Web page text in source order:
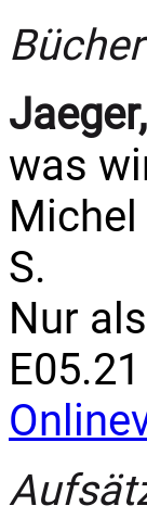
was
Michel
S.
Nur